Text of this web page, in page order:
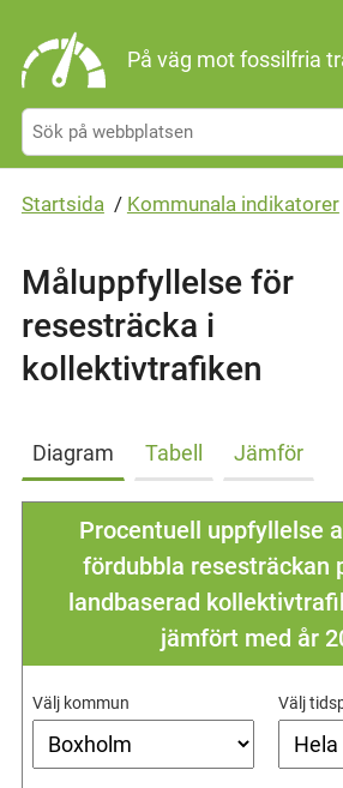
På väg mot fossilfria
Startsida / Kommunala indikatorer
Måluppfyllelse för
resesträcka i
kollektivtrafiken
Diagram Tabell Jämför
Procentuell uppfyllelse
fördubbla resesträckan
landbaserad
jämfört med år
Välj kommun Välj